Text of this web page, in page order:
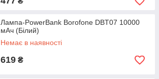
Лампа-PowerBank Borofone DBT07 10000
мАч (Білий)
Немає в наявності
619 ₴